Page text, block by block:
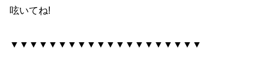
呟いてね!
▼▼▼▼▼▼▼▼▼▼▼▼▼▼▼▼▼▼▼▼